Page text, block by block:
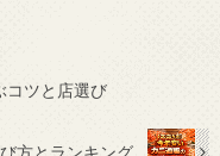
コツと店選び